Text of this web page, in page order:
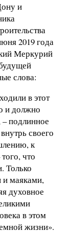
и
2019 года
Меркурий
слова:
в этот
и должно
подлинное
своего
к
что
Только
и маяками,
духовное
в этом
жизни».